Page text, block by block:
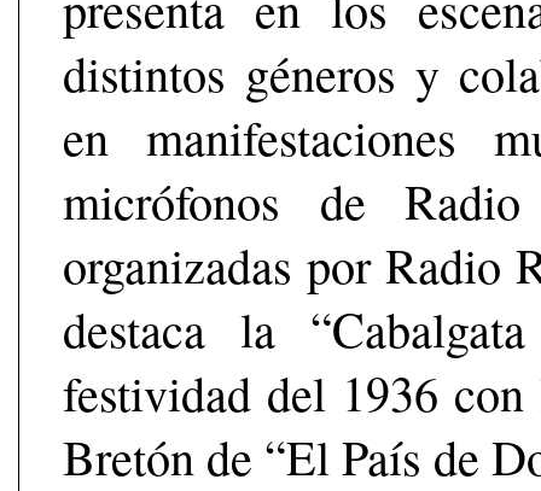
distintos géneros y
en manifestaciones
micrófonos de
organizadas por Radio
destaca la
festividad del 1936 con
Bretón de “El País de